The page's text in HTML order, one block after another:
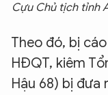
Cựu Chủ tịch tỉnh
Theo đó, bị
HĐQT, kiêm
Hậu 68) bị đưa